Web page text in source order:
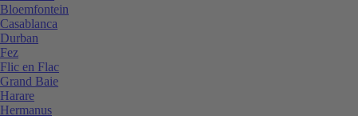
Bloemfontein
Casablanca
Durban
Fez
Flic en Flac
Grand Baie
Harare
Hermanus